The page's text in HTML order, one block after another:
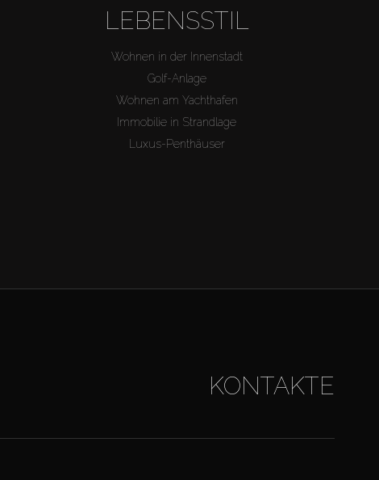
LEBENSSTIL
Wohnen in der Innenstadt
Golf-Anlage
Wohnen am Yachthafen
Immobilie in Strandlage
Luxus-Penthäuser
KONTAKTE